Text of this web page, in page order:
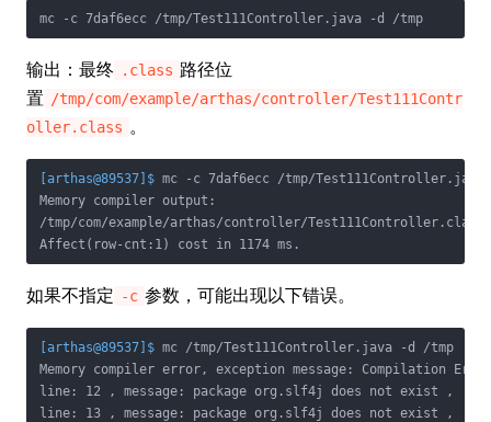
mc -c 7daf6ecc /tmp/Test111Controller.java -d /tmp
输出：最终 .class 路径位
置 /tmp/com/example/arthas/controller/Test111Contr
oller.class 。
[arthas@89537]$ mc -c 7daf6ecc /tmp/
Memory compiler output:
/tmp/com/example/arthas/controller/Test111Controller.class
Affect(row-cnt:1) cost in 1174 ms.
如果不指定 -c 参数，可能出现以下错误。
[arthas@89537]$ mc /tmp/Test111Controller.java -d /tmp
Memory compiler error, exception message: Compilation Error
line: 12 , message: package org.slf4j does not exist ,
line: 13 , message: package org.slf4j does not exist ,